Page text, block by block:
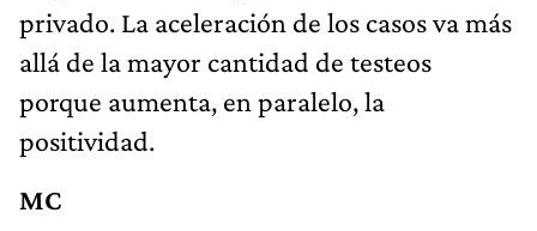
privado. La aceleración de los casos va más
allá de la mayor cantidad de testeos
porque aumenta, en paralelo, la
positividad.
MC